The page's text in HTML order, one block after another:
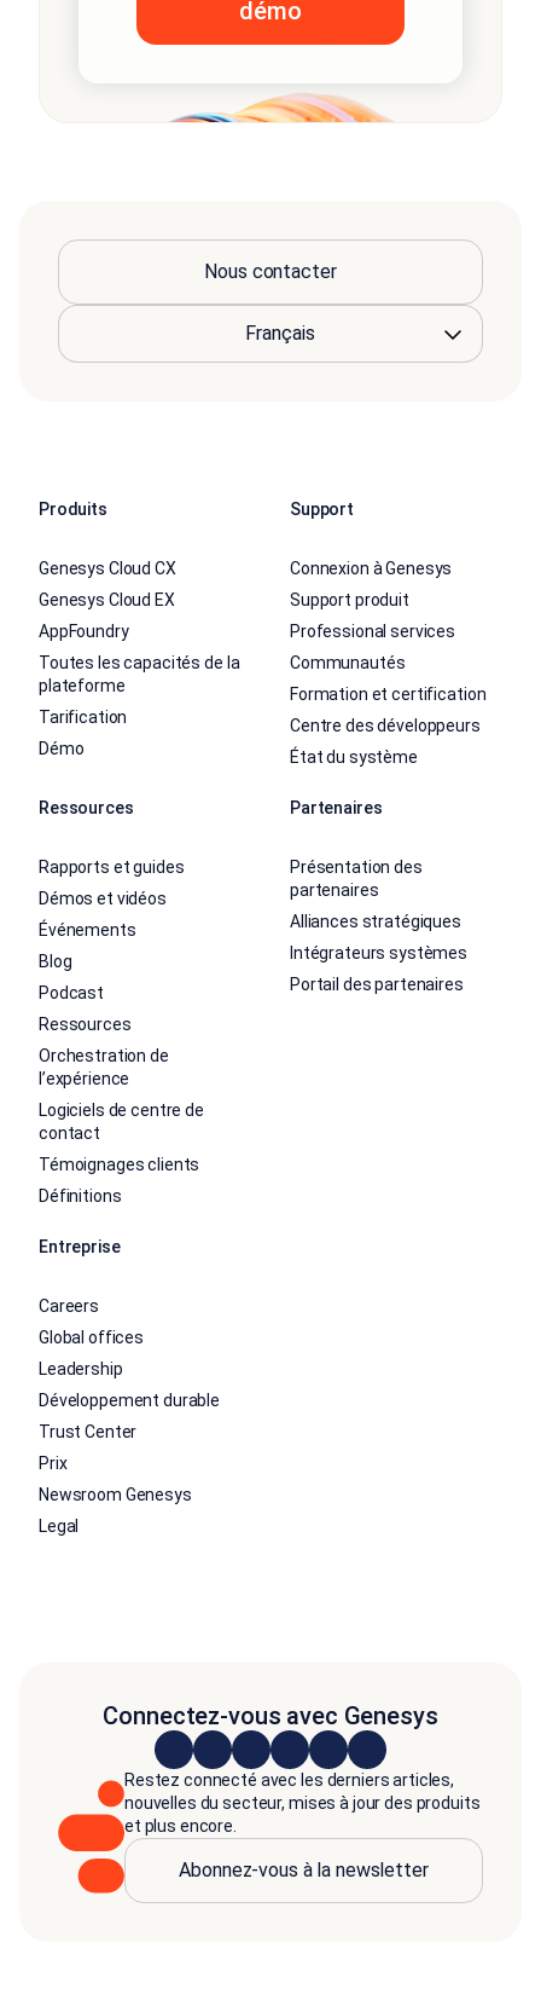
Nous contacter
Produits
Genesys Cloud CX
Genesys Cloud EX
AppFoundry
Toutes les capacités de la
plateforme
Tarification
Démo
Support
Connexion à Genesys
Support produit
Professional services
Communautés
Formation et certification
Centre des développeurs
État du système
Ressources
Rapports et guides
Démos et vidéos
Événements
Blog
Podcast
Ressources
Orchestration de
l’expérience
Logiciels de centre de
contact
Témoignages clients
Définitions
Partenaires
Présentation des
partenaires
Alliances stratégiques
Intégrateurs systèmes
Portail des partenaires
Entreprise
Careers
Global offices
Leadership
Développement durable
Trust Center
Prix
Newsroom Genesys
Legal
Connectez-vous avec Genesys
Restez connecté avec les derniers articles,
nouvelles du secteur, mises à jour des produits
et plus encore.
Abonnez-vous à la newsletter